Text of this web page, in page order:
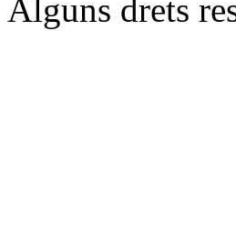
Alguns drets